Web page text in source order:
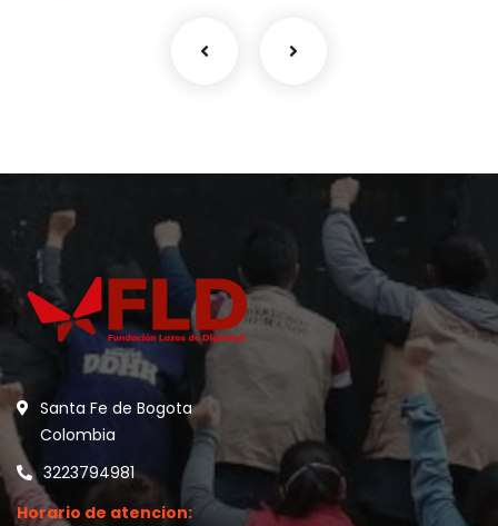
Santa Fe de Bogota
Colombia
3223794981
Horario de atencion: